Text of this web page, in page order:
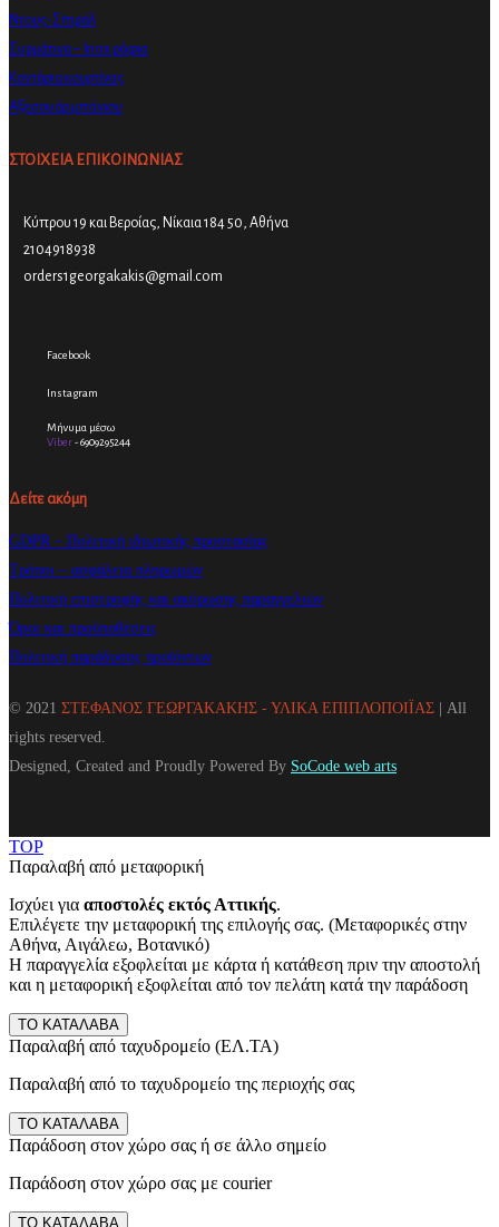
Ντους-Σπιράλ
Συρμάτινα – Inox ράφια
Κοντάρια κουρτίνας
Αξεσουάρ μπάνιου
ΣΤΟΙΧΕΙΑ ΕΠΙΚΟΙΝΩΝΙΑΣ
Κύπρου 19 και Βεροίας, Νίκαια 184 50, Αθήνα
2104918938
orders1georgakakis@gmail.com
Facebook
Instagram
Μήνυμα μέσω
Viber- 6909295244
Δείτε ακόμη
GDPR – Πολιτική ιδιωτικής προστασίας
Τρόποι – ασφάλεια πληρωμών
Πολιτική επιστροφής και ακύρωσης παραγγελιών
Όροι και προϋποθέσεις
Πολιτική παράδοσης προϊόντων
© 2021 ΣΤΕΦΑΝΟΣ ΓΕΩΡΓΑΚΑΚΗΣ - ΥΛΙΚΑ ΕΠΙΠΛΟΠΟΙΪΑΣ | All
rights reserved.
Designed, Created and Proudly Powered By SoCode web arts
TOP
Παραλαβή από μεταφορική
Ισχύει για αποστολές εκτός Αττικής.
Επιλέγετε την μεταφορική της επιλογής σας. (Μεταφορικές στην
Αθήνα, Αιγάλεω, Βοτανικό)
Η παραγγελία εξοφλείται με κάρτα ή κατάθεση πριν την αποστολή
και η μεταφορική εξοφλείται από τον πελάτη κατά την παράδοση
ΤΟ ΚΑΤΑΛΑΒΑ
Παραλαβή από ταχυδρομείο (ΕΛ.ΤΑ)
Παραλαβή από το ταχυδρομείο της περιοχής σας
ΤΟ ΚΑΤΑΛΑΒΑ
Παράδοση στον χώρο σας ή σε άλλο σημείο
Παράδοση στον χώρο σας με courier
ΤΟ ΚΑΤΑΛΑΒΑ